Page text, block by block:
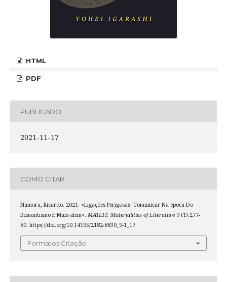
HTML
PDF
PUBLICADO
2021-11-17
COMO CITAR
Namora, Ricardo. 2021. «Ligações Perigosas: Comunicar Na época Do
Romantismo E Mais além». MATLIT: Materialities of Literature9 (1):277-
80. https://doi.org/10.14195/2182-8830_9-1_17.
Formatos Citação